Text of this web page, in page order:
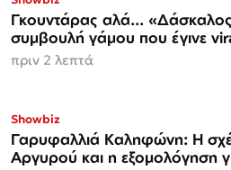
Γκουντάρας αλά... «Δάσκαλος Λι»! -
συμβουλή γάμου που έγινε
πριν 2 λεπτά
Showbiz
Γαρυφαλλιά Καληφώνη: Η
Αργυρού και η εξομολόγηση